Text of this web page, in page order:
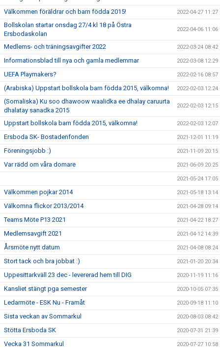
Välkommen föräldrar och barn födda 2015! 2022-04-27 11:27
Bollskolan startar onsdag 27/4 kl 18 på Östra
Ersbodaskolan
2022-04-06 11:06
Medlems- och träningsavgifter 2022 2022-03-24 08:42
Informationsblad till nya och gamla medlemmar 2022-03-08 12:29
UEFA Playmakers? 2022-02-16 08:57
(Arabiska) Uppstart bollskola barn födda 2015, välkomna! 2022-02-03 12:24
(Somaliska) Ku soo dhawoow waalidka ee dhalay caruurta
dhalatay sanadka 2015
2022-02-03 12:15
Uppstart bollskola barn födda 2015, välkomna! 2022-02-03 12:07
Ersboda SK- Bostadenfonden 2021-12-01 11:19
Föreningsjobb :) 2021-11-09 20:15
Var rädd om våra domare 2021-06-09 20:25
2021-05-24 17:05
Välkommen pojkar 2014 2021-05-18 13:14
Välkomna flickor 2013/2014 2021-04-28 09:14
Teams Möte P13 2021 2021-04-22 18:27
Medlemsavgift 2021 2021-04-12 14:39
Årsmöte nytt datum 2021-04-08 08:24
Stort tack och bra jobbat :) 2021-01-20 20:34
Uppesittarkväll 23 dec - levererad hem till DIG 2020-11-19 11:16
Kansliet stängt pga semester 2020-10-05 07:35
Ledarmöte - ESK Nu - Framåt 2020-09-18 11:10
Sista veckan av Sommarkul 2020-08-03 08:42
Stötta Ersboda SK 2020-07-31 21:39
Vecka 31 Sommarkul 2020-07-27 10:58